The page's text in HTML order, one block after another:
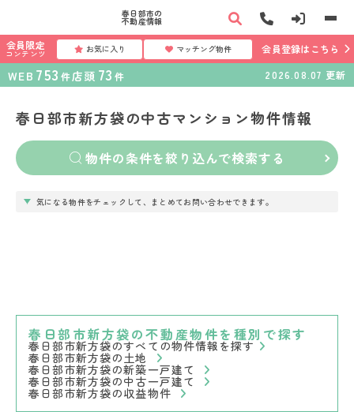
春日部市の
不動産情報
会員限定
コンテンツ お気に入り マッチング物件 会員登録はこちら
WEB 753 件店頭 73 件 2026.08.07 更新
春日部市新方袋の中古マンション物件情報
物件の条件を絞り込んで検索する
気になる物件をチェックして、まとめてお問い合わせできます。
春日部市新方袋の不動産物件を種別で探す
春日部市新方袋のすべての物件情報を探す
春日部市新方袋の土地
春日部市新方袋の新築一戸建て
春日部市新方袋の中古一戸建て
春日部市新方袋の収益物件